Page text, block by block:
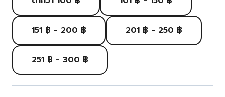
151 ฿ - 200 ฿ 201 ฿ - 250 ฿
251 ฿ - 300 ฿